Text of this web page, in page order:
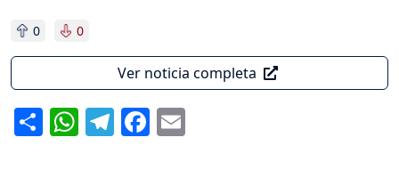
0 0
Ver noticia completa
ShareWhatsApp
Telegram
Facebook